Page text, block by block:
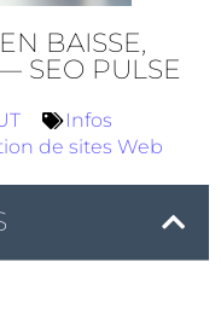
BAISSE,
SEO PULSE
Infos
de sites Web